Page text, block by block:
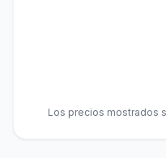
Los precios mostrados